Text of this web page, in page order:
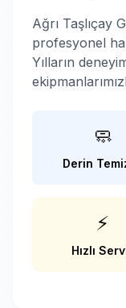
Ağrı Taşlıçay
profesyonel
Yılların
🧼
Derin
⚡
Hızlı